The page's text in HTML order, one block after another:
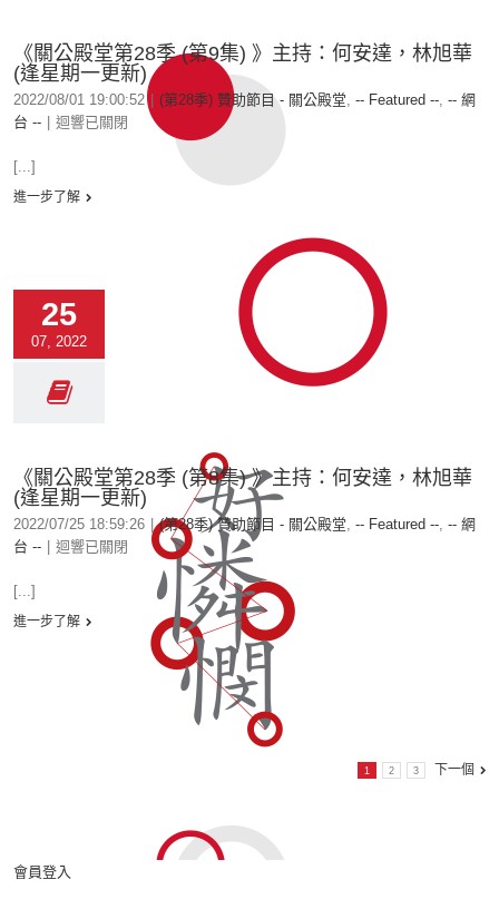
《關公殿堂第28季 (第9集) 》主持：何安達，林旭華
(逢星期一更新)
2022/08/01 19:00:52 (第28季) 贊助節目 - 關公殿堂, -- Featured --, -- 網
台 --
迴響已關閉
[...]
進一步了解
25
07, 2022
《關公殿堂第28季 (第8集) 》主持：何安達，林旭華
(逢星期一更新)
2022/07/25 18:59:26 (第28季) 贊助節目 - 關公殿堂, -- Featured --, -- 網
台 --
迴響已關閉
[...]
進一步了解
1 2 3 下一個
會員登入